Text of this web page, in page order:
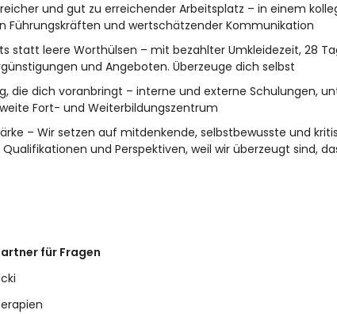
und gut zu erreichender Arbeitsplatz – in einem
Führungskräften und wertschätzender Kommunikation
statt leere Worthülsen – mit bezahlter Umkleidezeit, 28
und Angeboten. Überzeuge dich selbst
die dich voranbringt – interne und externe Schulungen,
Fort- und Weiterbildungszentrum
– Wir setzen auf mitdenkende, selbstbewusste und
und Perspektiven, weil wir überzeugt sind,
für Fragen